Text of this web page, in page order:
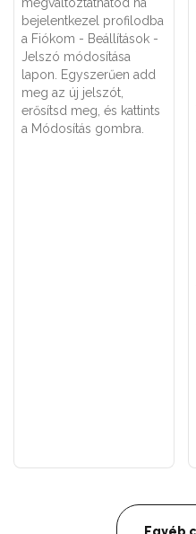
bejelentkezel profilodba
a Fiókom - Beállítások -
Jelszó módosítása
lapon. Egyszerűen add
meg az új jelszót,
erősítsd meg, és kattints
a Módosítás gombra.
Egyéb